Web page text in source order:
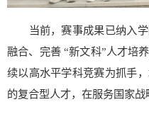
当前，赛事成果已纳入
融合、完善 “新文科”人才培
续以高水平学科竞赛为抓手
的复合型人才，在服务国家战